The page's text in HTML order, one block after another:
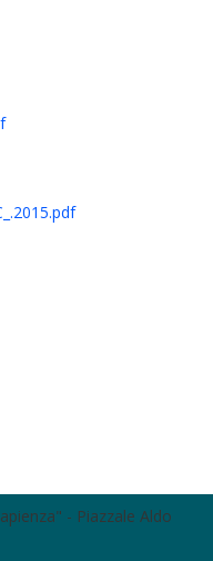
- Piazzale Aldo